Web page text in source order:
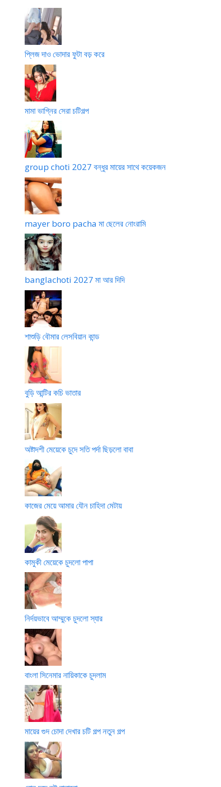
প্লিজ দাও ভোদার ফুটা বড় করে
মামা ভাগ্নির সেরা চটিগল্প
group choti 2027 বন্ধুর মায়ের সাথে কয়েকজন
mayer boro pacha মা ছেলের নোংরামি
banglachoti 2027 মা আর দিদি
শাশুড়ি বৌমার লেসবিয়ান কান্ড
বুড়ি আন্টির কচি ভাতার
অষ্টাদশী মেয়েকে চুদে সতি পর্দা ছিড়লো বাবা
কাজের মেয়ে আমার যৌন চাহিদা মেটায়
কামুকী মেয়েকে চুদলো পাপা
নির্দয়ভাবে আম্মুকে চুদলো স্যার
বাংলা সিনেমার নায়িকাকে চুদলাম
মায়ের গুদ চোদা দেখার চটি গল্প নতুন গল্প